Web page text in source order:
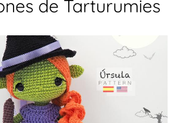
de Tarturumies